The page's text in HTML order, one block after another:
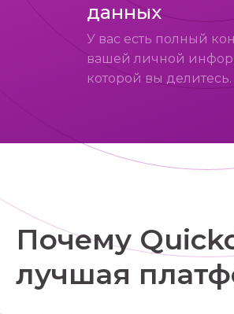
данных
У вас есть полный
вашей личной
которой вы делитесь.
Почему
лучшая